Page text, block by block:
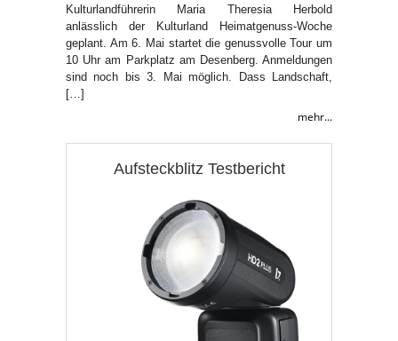
Kulturlandführerin Maria Theresia Herbold
anlässlich der Kulturland Heimatgenuss-Woche
geplant. Am 6. Mai startet die genussvolle Tour um
10 Uhr am Parkplatz am Desenberg. Anmeldungen
sind noch bis 3. Mai möglich. Dass Landschaft,
[…]
mehr...
Aufsteckblitz Testbericht